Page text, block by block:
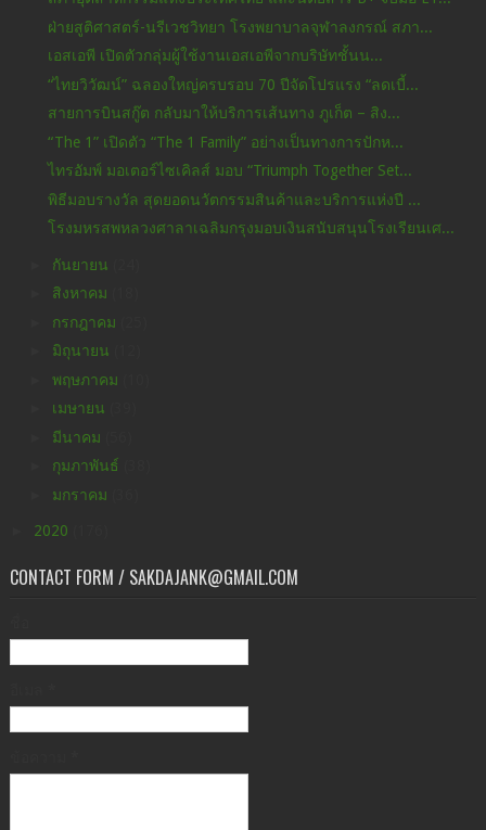
ฝ่ายสูติศาสตร์-นรีเวชวิทยา โรงพยาบาลจุฬาลงกรณ์ สภา...
เอสเอพี เปิดตัวกลุ่มผู้ใช้งานเอสเอพีจากบริษัทชั้นน...
“ไทยวิวัฒน์” ฉลองใหญ่ครบรอบ 70 ปีจัดโปรแรง “ลดเบี้...
สายการบินสกู๊ต กลับมาให้บริการเส้นทาง ภูเก็ต – สิง...
“The 1” เปิดตัว “The 1 Family” อย่างเป็นทางการปักห...
ไทรอัมพ์ มอเตอร์ไซเคิลส์ มอบ “Triumph Together Set...
พิธีมอบรางวัล สุดยอดนวัตกรรมสินค้าและบริการแห่งปี ...
โรงมหรสพหลวงศาลาเฉลิมกรุงมอบเงินสนับสนุนโรงเรียนเศ...
กันยายน
สิงหาคม
กรกฎาคม
มิถุนายน
พฤษภาคม
เมษายน
มีนาคม
กุมภาพันธ์
มกราคม
2020
CONTACT FORM / SAKDAJANK@GMAIL.COM